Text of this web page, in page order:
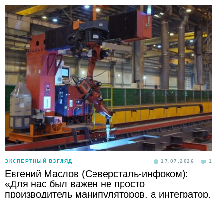
ЭКСПЕРТНЫЙ ВЗГЛЯД 17.07.2026 1
Евгений Маслов (Северсталь-инфоком):
«Для нас был важен не просто
производитель манипуляторов, а интегратор,